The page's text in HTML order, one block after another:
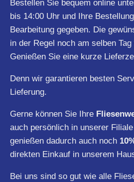
Bestellen Sie bequem online
bis 14:00 Uhr und Ihre
Bearbeitung gegeben. Die
in der Regel noch am selben
Genießen Sie eine kurze
Denn wir garantieren besten
Lieferung.
Gerne können Sie Ihre
auch persönlich in unserer
genießen dadurch auch noch
direkten Einkauf in unserem
Bei uns sind so gut wie alle